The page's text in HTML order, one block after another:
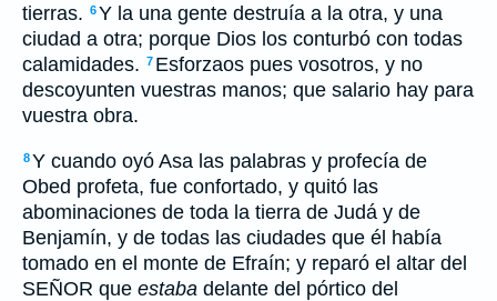
tierras. 6Y la una gente destruía a la otra, y una
ciudad a otra; porque Dios los conturbó con todas
calamidades. 7 Esforzaos pues vosotros, y no
descoyunten vuestras manos; que salario hay para
vuestra obra.
8Y cuando oyó Asa las palabras y profecía de
Obed profeta, fue confortado, y quitó las
abominaciones de toda la tierra de Judá y de
Benjamín, y de todas las ciudades que él había
tomado en el monte de Efraín; y reparó el altar del
SEÑOR que estaba delante del pórtico del